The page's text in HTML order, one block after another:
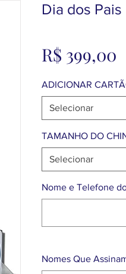
Dia dos
R$ 399,00
ADICIONAR
Selecionar
TAMANHO DO
Selecionar
Nome e Telefone
Nomes Que